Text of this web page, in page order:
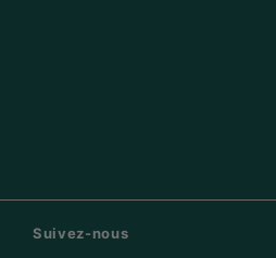
Suivez-nous